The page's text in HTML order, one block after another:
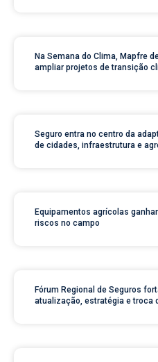
Na Semana do Clima, Mapfre
ampliar projetos de transição
Seguro entra no centro da
de cidades, infraestrutura e
Equipamentos agrícolas
riscos no campo
Fórum Regional de Seguros
atualização, estratégia e troca